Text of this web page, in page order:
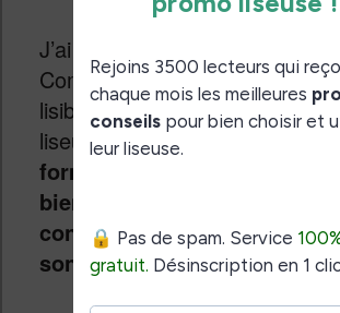
J’ai aussi lu des BD dans le
Comics américain. J’ai trouvé
lisible. C’est une première
liseuse et, malgré l’écran 6
format de bande dessinée se
bien à cette liseuse Vivlio
condition d’accepter les
son écran.